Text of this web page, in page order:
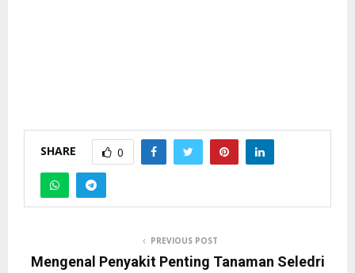
SHARE 0
PREVIOUS POST
Mengenal Penyakit Penting Tanaman Seledri